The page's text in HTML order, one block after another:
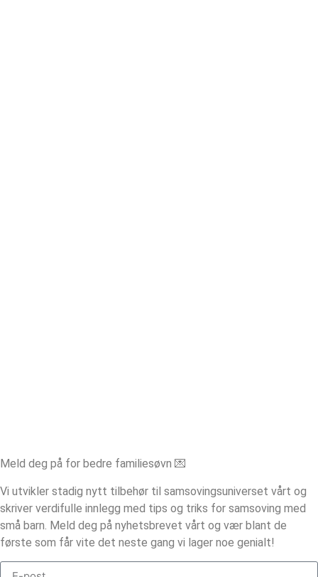
Meld deg på for bedre familiesøvn 💌
Vi utvikler stadig nytt tilbehør til samsovingsuniverset vårt og
skriver verdifulle innlegg med tips og triks for samsoving med
små barn. Meld deg på nyhetsbrevet vårt og vær blant de
første som får vite det neste gang vi lager noe genialt!